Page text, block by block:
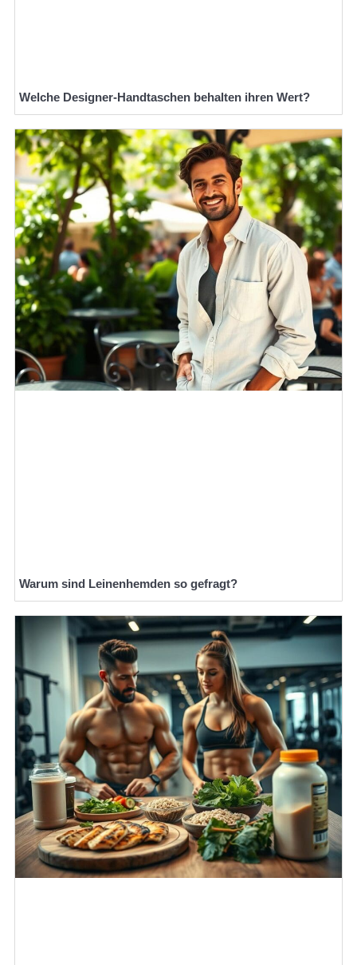
Welche Designer-Handtaschen behalten ihren Wert?
Warum sind Leinenhemden so gefragt?